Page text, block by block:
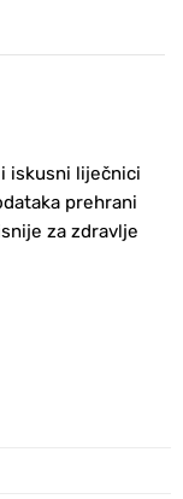
iskusni liječnici
prehrani
za zdravlje